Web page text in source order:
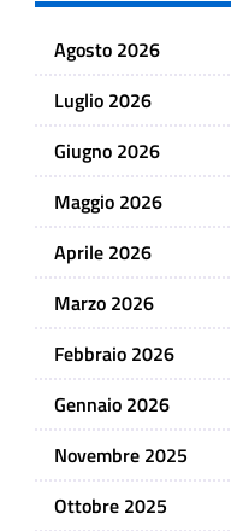
Agosto 2026
Luglio 2026
Giugno 2026
Maggio 2026
Aprile 2026
Marzo 2026
Febbraio 2026
Gennaio 2026
Novembre 2025
Ottobre 2025